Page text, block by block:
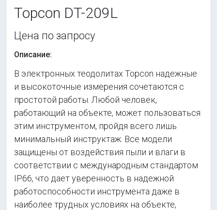
Topcon DT-209L
Цена по запросу
Описание:
В электронных теодолитах Topcon надежные
и высокоточные измерения сочетаются с
простотой работы. Любой человек,
работающий на объекте, может пользоваться
этим инструментом, пройдя всего лишь
минимальный инструктаж. Все модели
защищены от воздействия пыли и влаги в
соответствии с международным стандартом
IP66, что дает уверенность в надежной
работоспособности инструмента даже в
наиболее трудных условиях на объекте,